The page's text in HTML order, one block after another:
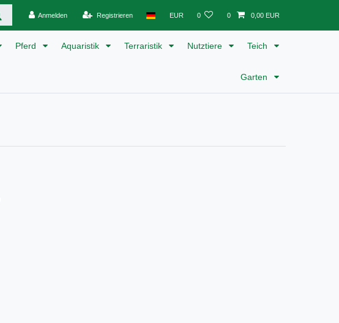
Anmelden Registrieren EUR 0 0 0,00 EUR
Pferd Aquaristik Terraristik Nutztiere Teich
Garten